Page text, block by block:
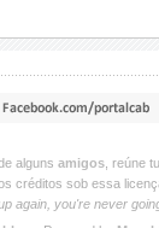
alguns amigos, reúne
créditos sob essa
again, you're never